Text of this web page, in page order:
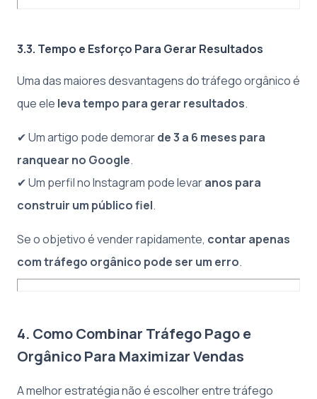
3.3. Tempo e Esforço Para Gerar Resultados
Uma das maiores desvantagens do tráfego orgânico é
que ele leva tempo para gerar resultados.
✔ Um artigo pode demorarde 3 a 6 meses para
ranquear no Google.
✔ Um perfil no Instagram pode levaranos para
construir um público fiel.
Se o objetivo é vender rapidamente, contar apenas
com tráfego orgânico pode ser um erro.
4. Como Combinar Tráfego Pago e
Orgânico Para Maximizar Vendas
A melhor estratégia não é escolher entre tráfego